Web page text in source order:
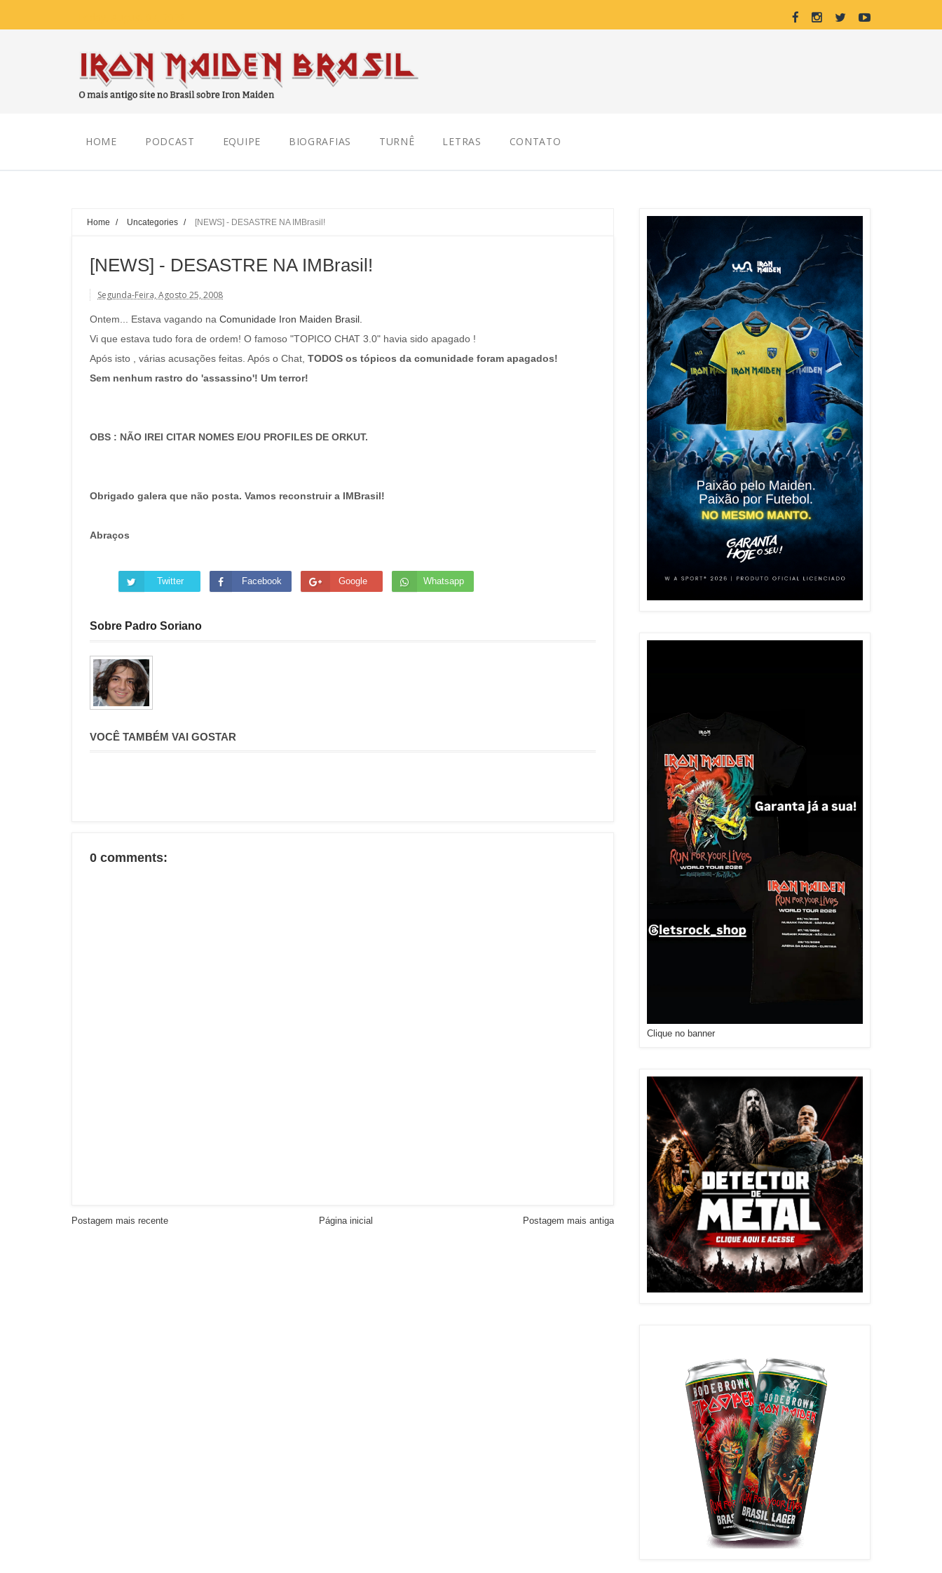
HOME PODCAST EQUIPE BIOGRAFIAS TURNÊ LETRAS CONTATO
Home / Uncategories / [NEWS] - DESASTRE NA IMBrasil!
[NEWS] - DESASTRE NA IMBrasil!
Segunda-Feira, Agosto 25, 2008
Ontem... Estava vagando na Comunidade Iron Maiden Brasil.
Vi que estava tudo fora de ordem! O famoso "TOPICO CHAT 3.0" havia sido apagado !
Após isto , várias acusações feitas. Após o Chat, TODOS os tópicos da comunidade foram apagados!
Sem nenhum rastro do 'assassino'! Um terror!
OBS : NÃO IREI CITAR NOMES E/OU PROFILES DE ORKUT.
Obrigado galera que não posta. Vamos reconstruir a IMBrasil!
Abraços
Twitter Facebook Google Whatsapp
Sobre Padro Soriano
VOCÊ TAMBÉM VAI GOSTAR
0 comments:
Postagem mais recente Postagem mais antiga
Página inicial
Clique no banner